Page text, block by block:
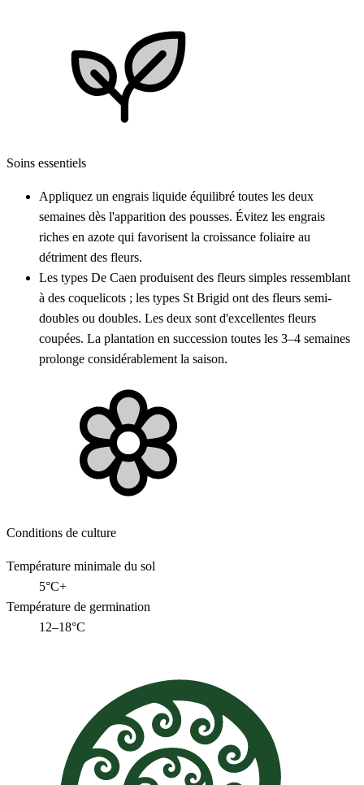
Soins essentiels
Appliquez un engrais liquide équilibré toutes les deux
semaines dès l'apparition des pousses. Évitez les engrais
riches en azote qui favorisent la croissance foliaire au
détriment des fleurs.
Les types De Caen produisent des fleurs simples ressemblant
à des coquelicots ; les types St Brigid ont des fleurs semi-
doubles ou doubles. Les deux sont d'excellentes fleurs
coupées. La plantation en succession toutes les 3–4 semaines
prolonge considérablement la saison.
Conditions de culture
Température minimale du sol
5°C+
Température de germination
12–18°C